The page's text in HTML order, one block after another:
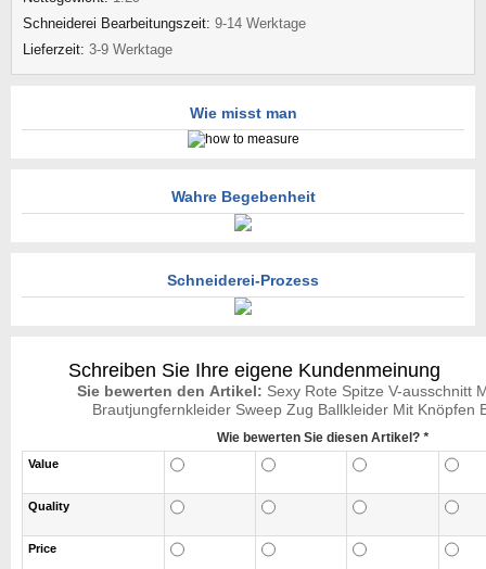
Schneiderei Bearbeitungszeit: 9-14 Werktage
Lieferzeit: 3-9 Werktage
Wie misst man
Wahre Begebenheit
Schneiderei-Prozess
Schreiben Sie Ihre eigene Kundenmeinung
Sie bewerten den Artikel: Sexy Rote Spitze V-ausschnitt
Brautjungfernkleider Sweep Zug Ballkleider Mit Knöpfen
Wie bewerten Sie diesen Artikel? *
Value
Quality
Price